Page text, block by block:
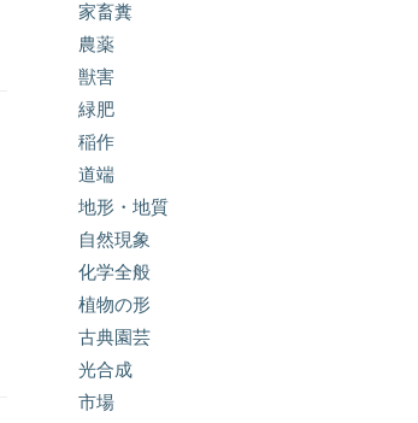
家畜糞
農薬
獣害
緑肥
稲作
道端
地形・地質
自然現象
化学全般
植物の形
古典園芸
光合成
市場